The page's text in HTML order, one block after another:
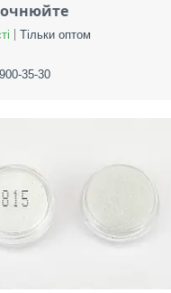
Тільки оптом
35-30